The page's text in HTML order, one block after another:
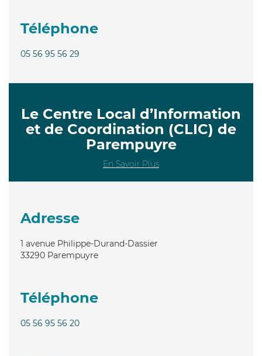
Téléphone
05 56 95 56 29
Le Centre Local d’Information
et de Coordination (CLIC) de
Parempuyre
En Savoir Plus
Adresse
1 avenue Philippe-Durand-Dassier
33290 Parempuyre
Téléphone
05 56 95 56 20